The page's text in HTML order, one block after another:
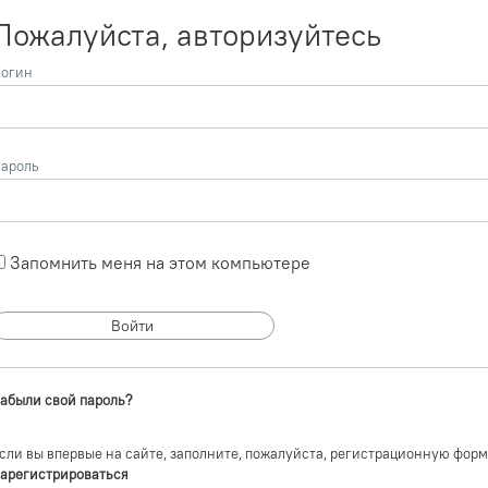
авторизуйтесь
Запомнить меня на этом компьютере
свой пароль?
вы впервые на сайте, заполните, пожалуйста, регистрационную